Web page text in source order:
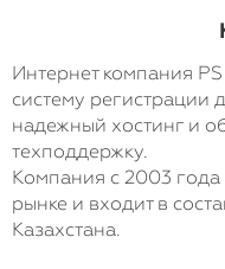
Интернет компания
систему регистрации
надежный хостинг и
техподдержку.
Компания с 2003 года
рынке и входит в
Казахстана.